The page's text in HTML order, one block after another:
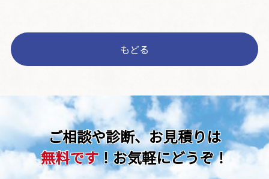
もどる
ご相談や診断、お見積りは
無料です！お気軽にどうぞ！